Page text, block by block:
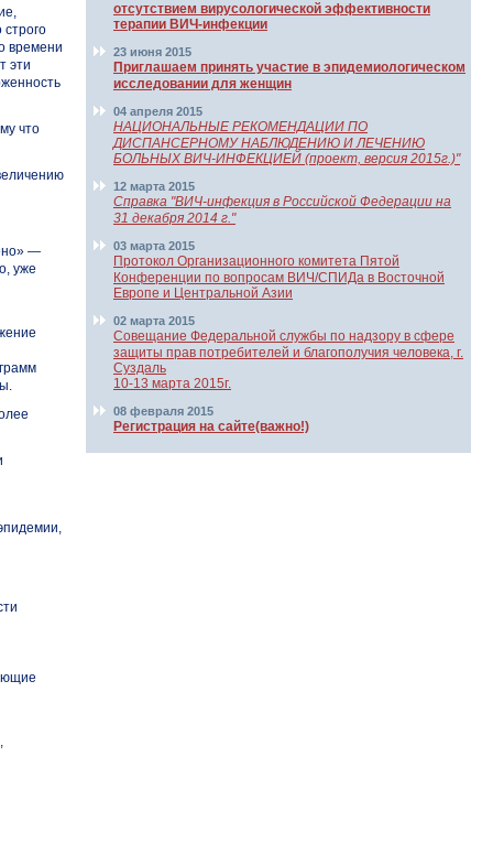
времени
эти
что
—
уже
отсутствием вирусологической эффективности
терапии ВИЧ-инфекции
23 июня 2015
Приглашаем принять участие в эпидемиологическом
исследовании для женщин
04 апреля 2015
НАЦИОНАЛЬНЫЕ РЕКОМЕНДАЦИИ ПО
ДИСПАНСЕРНОМУ НАБЛЮДЕНИЮ И ЛЕЧЕНИЮ
БОЛЬНЫХ ВИЧ-ИНФЕКЦИЕЙ (проект, версия 2015г.)"
12 марта 2015
Справка "ВИЧ-инфекция в Российской Федерации на
31 декабря 2014 г."
03 марта 2015
Протокол Организационного комитета Пятой
Конференции по вопросам ВИЧ/СПИДа в Восточной
Европе и Центральной Азии
02 марта 2015
Совещание Федеральной службы по надзору в сфере
защиты прав потребителей и благополучия человека, г.
Суздаль
10-13 марта 2015г.
08 февраля 2015
Регистрация на сайте(важно!)